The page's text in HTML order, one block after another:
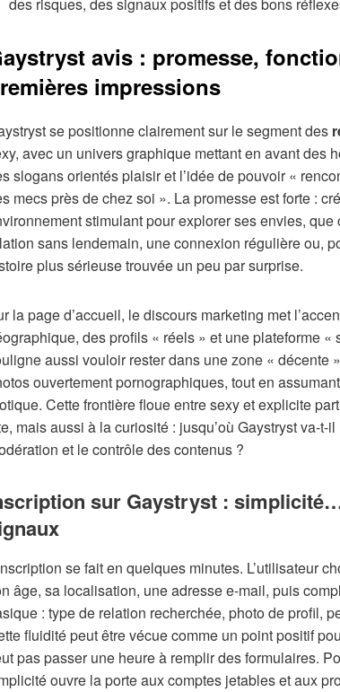
avis : promesse,
impressions
se positionne clairement sur le segment des
avec un univers graphique mettant en avant des
slogans orientés plaisir et l’idée de pouvoir «
mecs près de chez soi ». La promesse est forte :
stimulant pour explorer ses envies, que
sans lendemain, une connexion régulière ou,
plus sérieuse trouvée un peu par surprise.
la page d’accueil, le discours marketing met
des profils « réels » et une plateforme «
aussi vouloir rester dans une zone « décente
ouvertement pornographiques, tout en
Cette frontière floue entre sexy et explicite
mais aussi à la curiosité : jusqu’où Gaystryst va-t-
et le contrôle des contenus ?
sur Gaystryst :
se fait en quelques minutes. L’utilisateur
âge, sa localisation, une adresse e-mail, puis
: type de relation recherchée, photo de profil,
fluidité peut être vécue comme un point positif
pas passer une heure à remplir des formulaires.
ouvre la porte aux comptes jetables et aux